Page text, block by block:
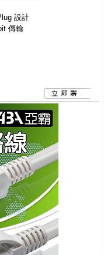
設計
傳輸